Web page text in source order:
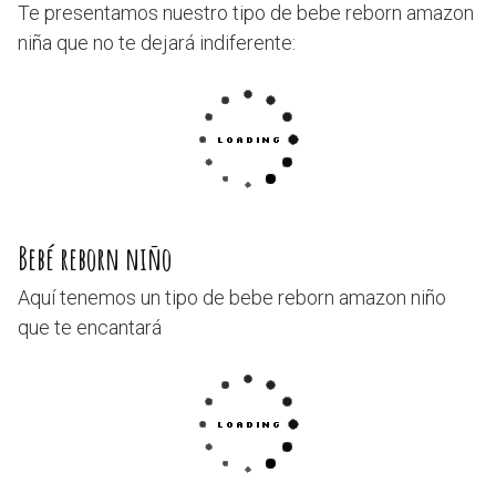
Te presentamos nuestro tipo de bebe reborn amazon
niña que no te dejará indiferente:
Bebé reborn niño
Aquí tenemos un tipo de bebe reborn amazon niño
que te encantará